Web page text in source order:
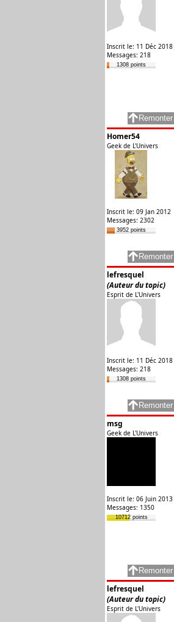
Inscrit le: 11 Déc 2018
Messages: 218
1308 points
Homer54
Geek de L'Univers
Inscrit le: 09 Jan 2012
Messages: 2302
3952 points
lefresquel
(Auteur du topic)
Esprit de L'Univers
Inscrit le: 11 Déc 2018
Messages: 218
1308 points
msg
Geek de L'Univers
Inscrit le: 06 Juin 2013
Messages: 1350
10712 points
lefresquel
(Auteur du topic)
Esprit de L'Univers